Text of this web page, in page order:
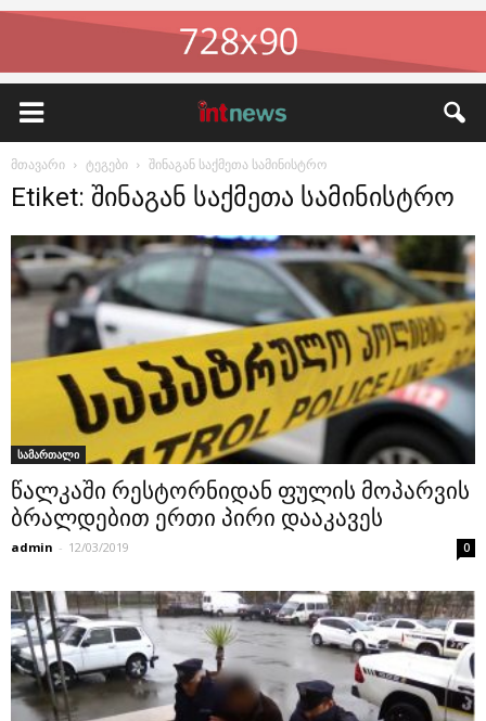
მთავარი ტეგები შინაგან საქმეთა სამინისტრო
Etiket: შინაგან საქმეთა სამინისტრო
სამართალი
წალკაში რესტორნიდან ფულის მოპარვის
ბრალდებით ერთი პირი დააკავეს
admin - 12/03/2019 0